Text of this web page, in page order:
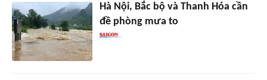
Hà Nội, Bắc bộ và Thanh Hóa cần
đề phòng mưa to